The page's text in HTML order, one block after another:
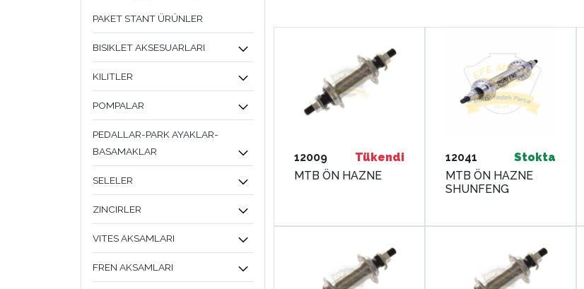
PAKET STANT ÜRÜNLER
BISIKLET AKSESUARLARI
KILITLER
POMPALAR
PEDALLAR-PARK AYAKLAR-
BASAMAKLAR
SELELER
ZINCIRLER
VITES AKSAMLARI
FREN AKSAMLARI
12009
Tükendi
MTB ÖN HAZNE
12041
Stokta
MTB ÖN HAZNE
SHUNFENG